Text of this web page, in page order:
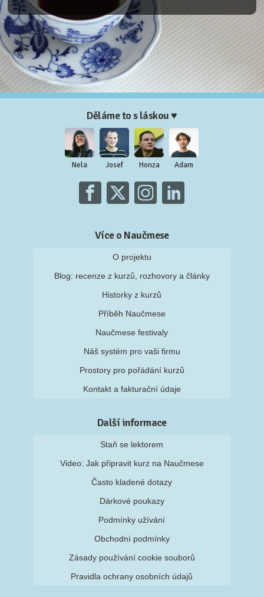
Děláme to s láskou ♥
Nela Josef Honza Adam
Více o Naučmese
O projektu
Blog: recenze z kurzů, rozhovory a články
Historky z kurzů
Příběh Naučmese
Naučmese festivaly
Náš systém pro vaši firmu
Prostory pro pořádání kurzů
Kontakt a fakturační údaje
Další informace
Staň se lektorem
Video: Jak připravit kurz na Naučmese
Často kladené dotazy
Dárkové poukazy
Podmínky užívání
Obchodní podmínky
Zásady používání cookie souborů
Pravidla ochrany osobních údajů